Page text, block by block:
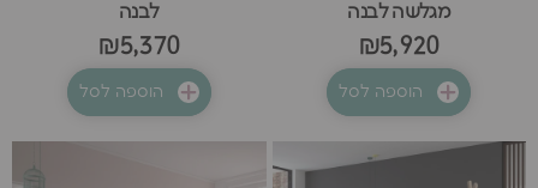
מגלשה לבנה
₪5,920
הוספה לסל
לבנה
₪5,370
הוספה לסל